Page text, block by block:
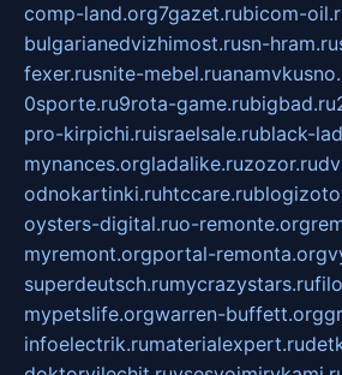
comp-land.org7gazet.rubicom-
bulgarianedvizhimost.rusn-hram.ru
fexer.rusnite-mebel.ru
0sporte.ru9rota-game.rubigbad.ru
pro-kirpichi.ruisraelsale.rublack-
mynances.orgladalike.ruzozor.ru
odnokartinki.ruhtccare.ru
oysters-digital.ruo-remonte.org
myremont.orgportal-remonta.org
superdeutsch.rumycrazystars.ru
mypetslife.orgwarren-buffett.org
infoelectrik.rumaterialexpert.ru